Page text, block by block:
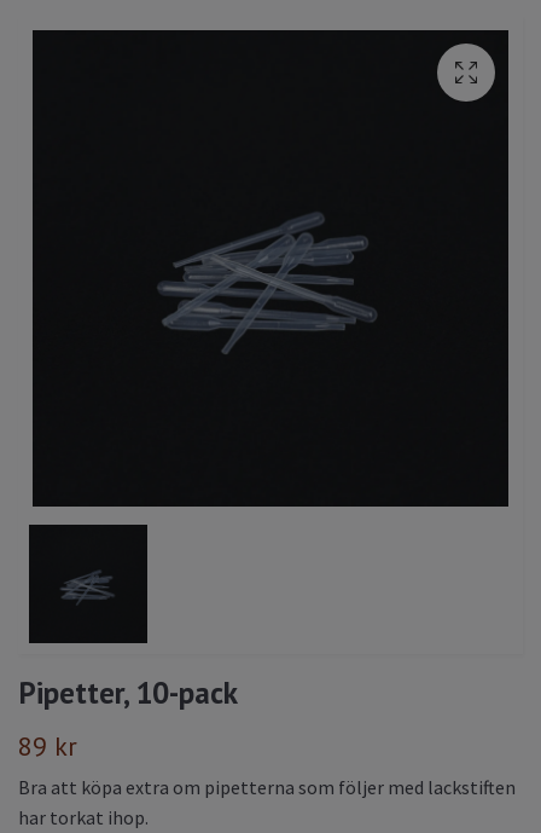
Pipetter, 10-pack
89 kr
Bra att köpa extra om pipetterna som följer med lackstiften
har torkat ihop.